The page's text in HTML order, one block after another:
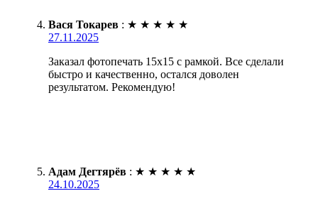
Вася Токарев : ★ ★ ★ ★ ★
27.11.2025
Заказал фотопечать 15х15 с рамкой. Все сделали
быстро и качественно, остался доволен
результатом. Рекомендую!
Адам Дегтярёв : ★ ★ ★ ★ ★
24.10.2025